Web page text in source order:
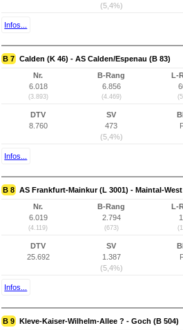
(5,4%)
Infos...
B 7 Calden (K 46) - AS Calden/Espenau (B 83)
Nr.
6.018
(3.893)
B-Rang
6.856
(4.469)
L-
DTV
8.760
SV
473
(5,4%)
Infos...
B 8 AS Frankfurt-Mainkur (L 3001) - Maintal-West
Nr.
6.019
(4.119)
B-Rang
2.794
(673)
L-
DTV
25.692
SV
1.387
(5,4%)
Infos...
B 9 Kleve-Kaiser-Wilhelm-Allee ? - Goch (B 504)